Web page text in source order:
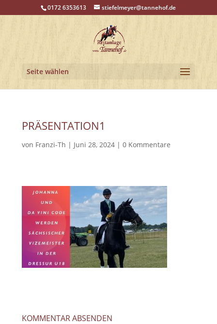
0172 6353613 stiefelmeyer@tannehof.de
Seite wählen
PRÄSENTATION1
von Franzi-Th | Juni 28, 2024| 0 Kommentare
KOMMENTAR ABSENDEN